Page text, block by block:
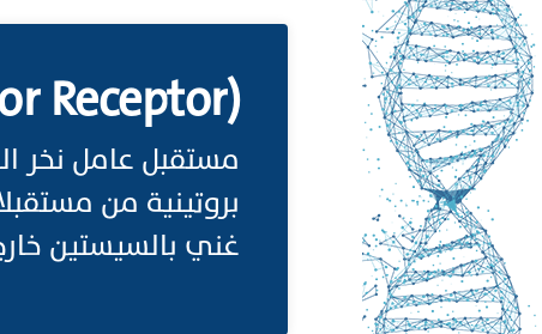
Receptor)
بروتينية من
غني بالسيستين